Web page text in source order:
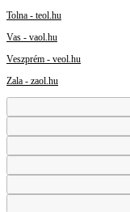
Tolna - teol.hu
Vas - vaol.hu
Veszprém - veol.hu
Zala - zaol.hu